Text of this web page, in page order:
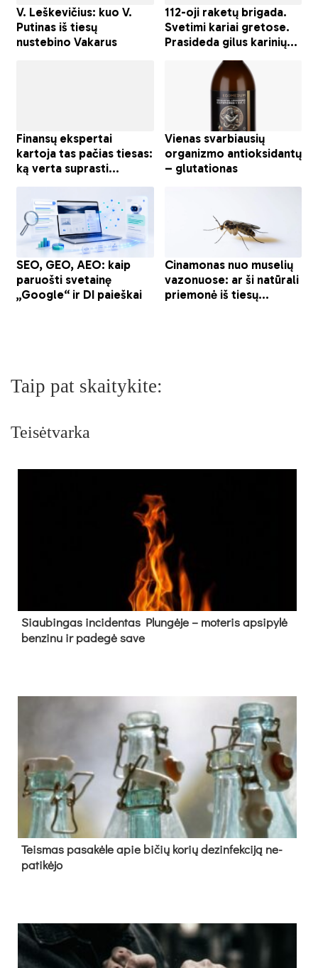
Taip pat skaitykite:
Teisėtvarka
Siau­bin­gas in­ci­den­tas Plun­gė­je – mo­te­ris ap­si­py­lė
ben­zi­nu ir pa­de­gė sa­ve
Teis­mas pa­sa­kė­le apie bi­čių ko­rių de­zin­fek­ci­ją ne­
pa­ti­kė­jo